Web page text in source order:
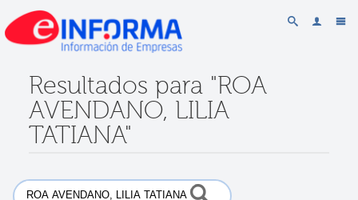
Resultados para "ROA
AVENDANO, LILIA
TATIANA"